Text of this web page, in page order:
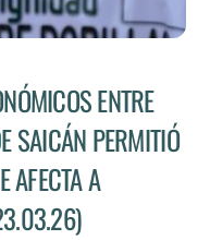
ENTRE
SAICÁN PERMITIÓ
AFECTA A